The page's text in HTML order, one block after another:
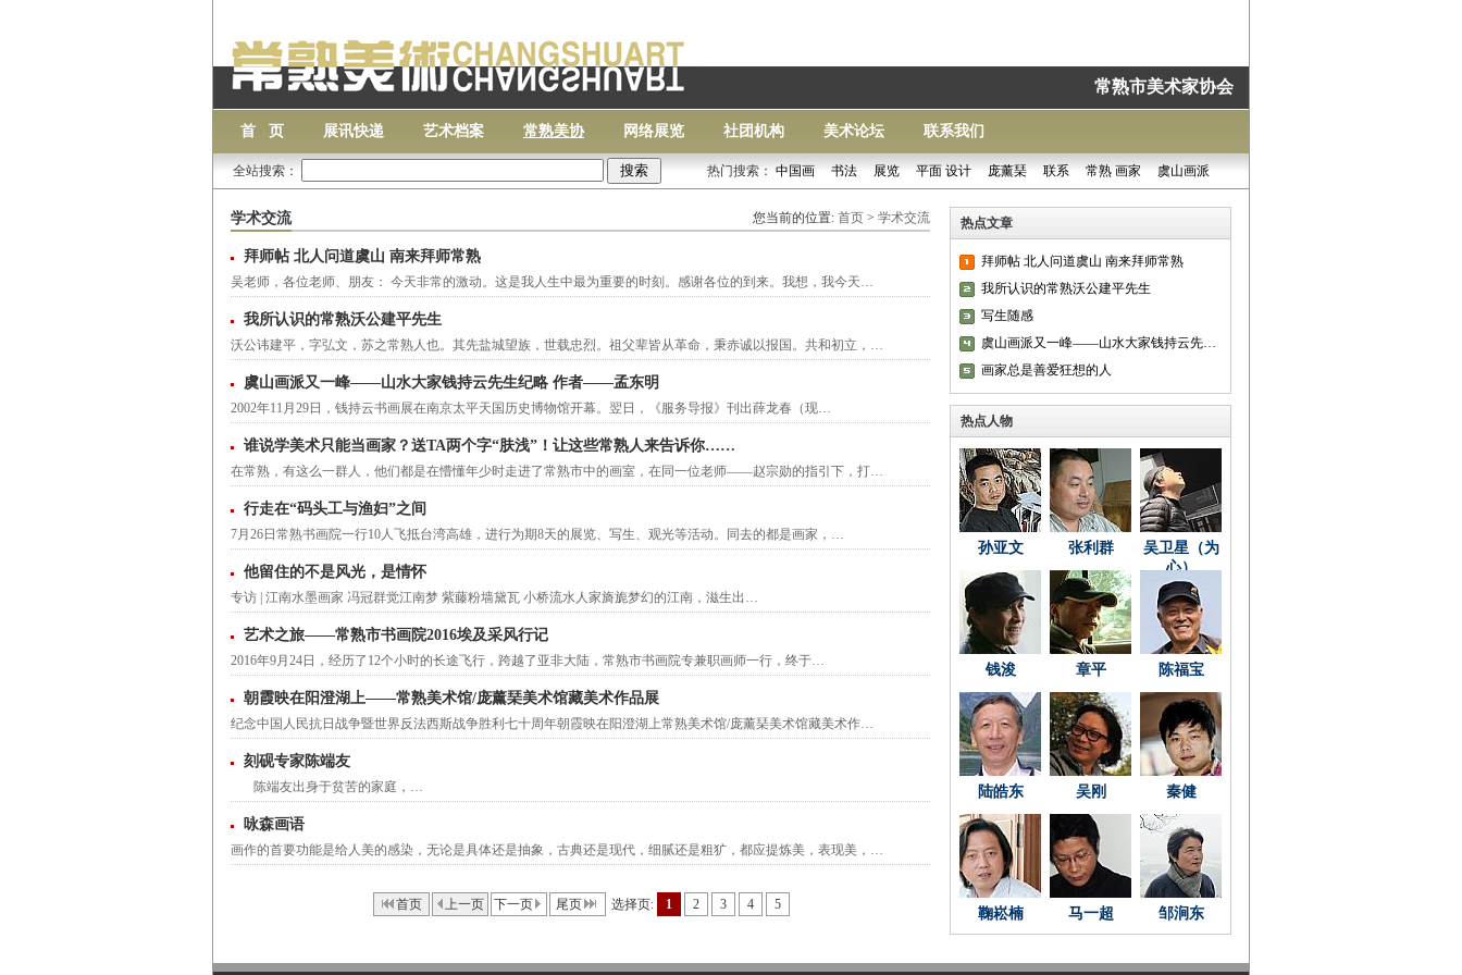
常熟市美术家协会
首 页 展讯快递 艺术档案 常熟美协 网络展览 社团机构 美术论坛 联系我们
全站搜索： 热门搜索： 中国画 书法 展览 平面 设计 庞薰琹 联系 常熟 画家 虞山画派
学术交流 您当前的位置: 首页 > 学术交流
拜师帖 北人问道虞山 南来拜师常熟
吴老师，各位老师、朋友： 今天非常的激动。这是我人生中最为重要的时刻。感谢各位的到来。我想，我今天…
我所认识的常熟沃公建平先生
沃公讳建平，字弘文，苏之常熟人也。其先盐城望族，世载忠烈。祖父辈皆从革命，秉赤诚以报国。共和初立，…
虞山画派又一峰——山水大家钱持云先生纪略 作者——孟东明
2002年11月29日，钱持云书画展在南京太平天国历史博物馆开幕。翌日，《服务导报》刊出薛龙春（现…
谁说学美术只能当画家？送TA两个字“肤浅”！让这些常熟人来告诉你……
在常熟，有这么一群人，他们都是在懵懂年少时走进了常熟市中的画室，在同一位老师——赵宗勋的指引下，打…
行走在“码头工与渔妇”之间
7月26日常熟书画院一行10人飞抵台湾高雄，进行为期8天的展览、写生、观光等活动。同去的都是画家，…
他留住的不是风光，是情怀
专访 | 江南水墨画家 冯冠群觉江南梦 紫藤粉墙黛瓦 小桥流水人家旖旎梦幻的江南，滋生出…
艺术之旅——常熟市书画院2016埃及采风行记
2016年9月24日，经历了12个小时的长途飞行，跨越了亚非大陆，常熟市书画院专兼职画师一行，终于…
朝霞映在阳澄湖上——常熟美术馆/庞薰琹美术馆藏美术作品展
纪念中国人民抗日战争暨世界反法西斯战争胜利七十周年朝霞映在阳澄湖上常熟美术馆/庞薰琹美术馆藏美术作…
刻砚专家陈端友
陈端友出身于贫苦的家庭，…
咏森画语
画作的首要功能是给人美的感染，无论是具体还是抽象，古典还是现代，细腻还是粗犷，都应提炼美，表现美，…
首页 上一页 下一页 尾页 选择页: 1 2 3 4 5
热点文章
拜师帖 北人问道虞山 南来拜师常熟
我所认识的常熟沃公建平先生
写生随感
虞山画派又一峰——山水大家钱持云先生纪略 作者——孟东明
画家总是善爱狂想的人
热点人物
孙亚文 张利群
吴卫星（为
心）
钱浚 章平 陈福宝
陆皓东 吴刚 秦健
鞠崧楠 马一超 邹涧东